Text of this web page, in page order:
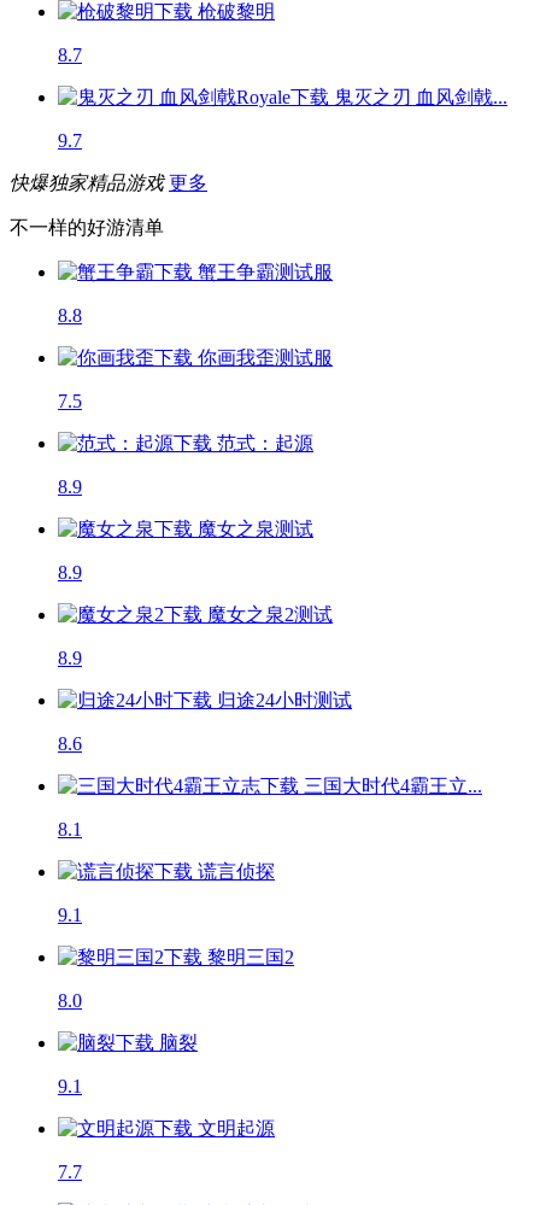
枪破黎明
8.7
鬼灭之刃 血风剑戟...
9.7
快爆独家精品游戏 更多
不一样的好游清单
蟹王争霸测试服
8.8
你画我歪测试服
7.5
范式：起源
8.9
魔女之泉测试
8.9
魔女之泉2测试
8.9
归途24小时测试
8.6
三国大时代4霸王立...
8.1
谎言侦探
9.1
黎明三国2
8.0
脑裂
9.1
文明起源
7.7